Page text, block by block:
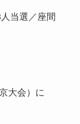
当選／座間
大会）に